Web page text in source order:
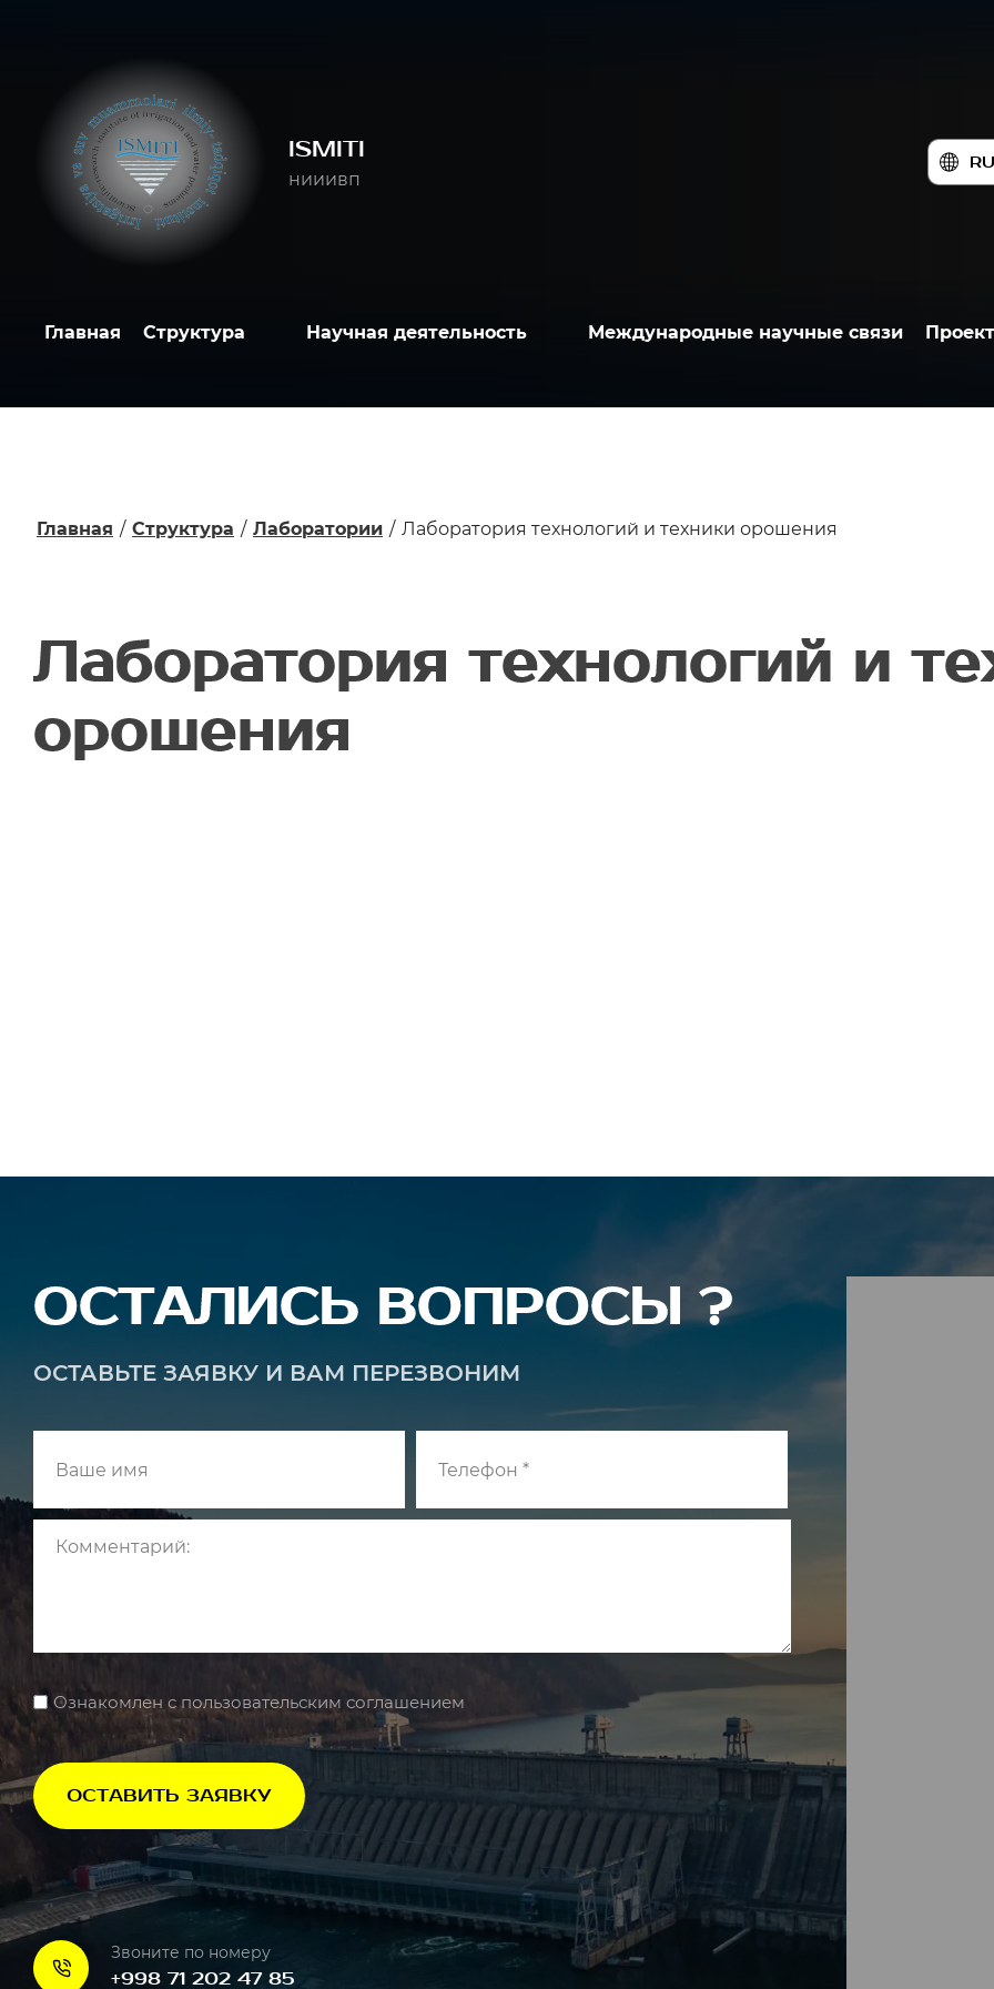
ISMITI
нииивп
RU
Главная Структура Научная деятельность Международные научные связи
Главная / Структура / Лаборатории / Лаборатория технологий и техники орошения
Лаборатория технологий и
орошения
ОСТАЛИСЬ ВОПРОСЫ ?
ОСТАВЬТЕ ЗАЯВКУ И ВАМ ПЕРЕЗВОНИМ
Ознакомлен с пользовательским соглашением
ОСТАВИТЬ ЗАЯВКУ
Звоните по номеру
+998 71 202 47 85